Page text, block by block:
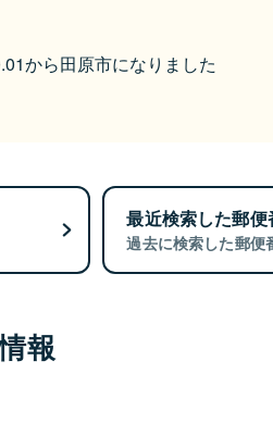
から田原市になりました
最近検索した郵便
過去に検索した郵便
報